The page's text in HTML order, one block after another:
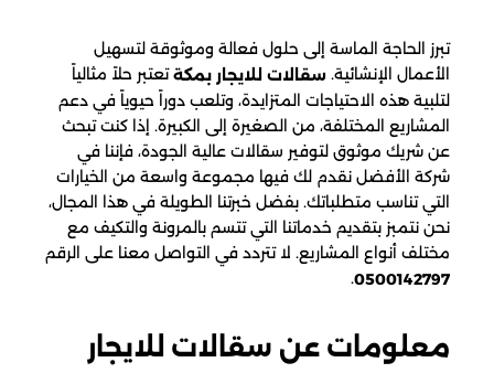
تبرز الحاجة الماسة إلى حلول فعالة وموثوقة لتسهيل
الأعمال الإنشائية. سقالات للايجار بمكةتعتبر حلاً مثالياً
لتلبية هذه الاحتياجات المتزايدة، وتلعب دوراً حيوياً في دعم
المشاريع المختلفة، من الصغيرة إلى الكبيرة. إذا كنت تبحث
عن شريك موثوق لتوفير سقالات عالية الجودة، فإننا في
شركة الأفضل نقدم لك فيها مجموعة واسعة من الخيارات
التي تناسب متطلباتك. بفضل خبرتنا الطويلة في هذا المجال،
نحن نتمبز بتقديم خدماتنا التي تتسم بالمرونة والتكيف مع
مختلف أنواع المشاريع. لا تتردد في التواصل معنا على الرقم
0500142797
.
معلومات عن سقالات للايجار​